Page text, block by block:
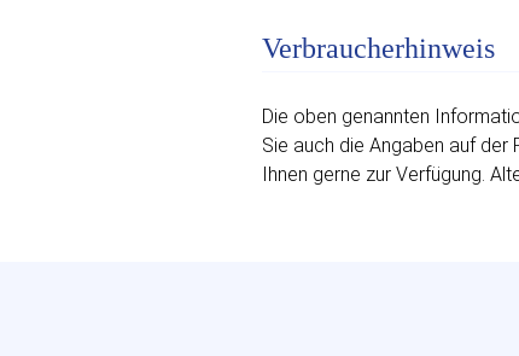
Verbraucherhinweis
Die oben genannten
Sie auch die Angaben auf der
Ihnen gerne zur Verfügung.